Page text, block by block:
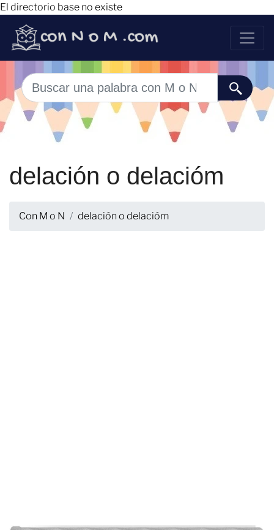
El directorio base no existe
delación o delacióm
Con M o N delación o delacióm